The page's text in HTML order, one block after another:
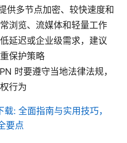
供多节点加密、较快速度和
浏览、流媒体和轻量工作
延迟或企业级需求，建议
保护策略
时要遵守当地法律法规，
行为
: 全面指南与实用技巧，
要点